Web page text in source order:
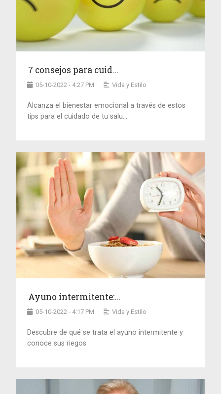
7 consejos para cuid...
05-10-2022 - 4:27 PM Vida y Estilo
Alcanza el bienestar emocional a través de estos
tips para el cuidado de tu salu...
Ayuno intermitente:...
05-10-2022 - 4:17 PM Vida y Estilo
Descubre de qué se trata el ayuno intermitente y
conoce sus riegos